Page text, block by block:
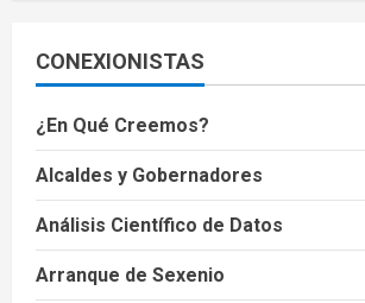
CONEXIONISTAS
¿En Qué Creemos?
Alcaldes y Gobernadores
Análisis Científico de Datos
Arranque de Sexenio